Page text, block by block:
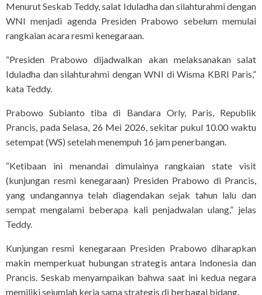
Menurut Seskab Teddy, salat Iduladha dan silahturahmi dengan
WNI menjadi agenda Presiden Prabowo sebelum memulai
rangkaian acara resmi kenegaraan.
“Presiden Prabowo dijadwalkan akan melaksanakan salat
Iduladha dan silahturahmi dengan WNI di Wisma KBRI Paris,”
kata Teddy.
Prabowo Subianto tiba di Bandara Orly, Paris, Republik
Prancis, pada Selasa, 26 Mei 2026, sekitar pukul 10.00 waktu
setempat (WS) setelah menempuh 16 jam penerbangan.
“Ketibaan ini menandai dimulainya rangkaian state visit
(kunjungan resmi kenegaraan) Presiden Prabowo di Prancis,
yang undangannya telah diagendakan sejak tahun lalu dan
sempat mengalami beberapa kali penjadwalan ulang,” jelas
Teddy.
Kunjungan resmi kenegaraan Presiden Prabowo diharapkan
makin memperkuat hubungan strategis antara Indonesia dan
Prancis. Seskab menyampaikan bahwa saat ini kedua negara
memiliki sejumlah kerja sama strategis di berbagai bidang.